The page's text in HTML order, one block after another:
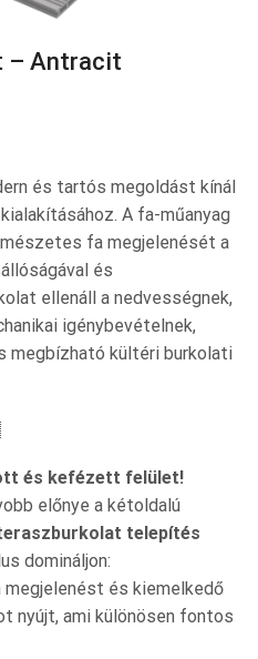
– Antracit
és tartós megoldást kínál
A fa-műanyag
fa megjelenését a
és
ellenáll a nedvességnek,
igénybevételnek,
megbízható kültéri burkolati
és kefézett felület!
előnye a kétoldalú
telepítés
domináljon:
megjelenést és kiemelkedő
nyújt, ami különösen fontos